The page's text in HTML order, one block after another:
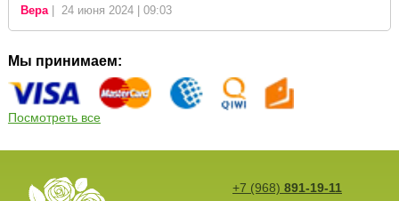
Вера| 24 июня 2024 | 09:03
Мы принимаем:
Посмотреть все
+7 (968) 891-19-11